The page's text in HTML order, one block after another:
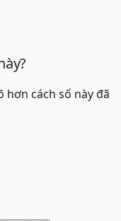
hơn cách số này đã